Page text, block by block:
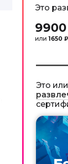
Это
или 1650
Это или